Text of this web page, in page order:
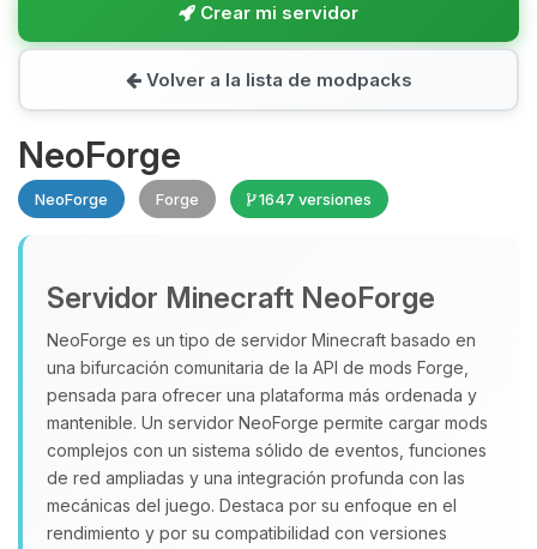
Crear mi servidor
Volver a la lista de modpacks
NeoForge
NeoForge Forge 1647 versiones
Servidor Minecraft NeoForge
NeoForge es un tipo de servidor Minecraft basado en
una bifurcación comunitaria de la API de mods Forge,
pensada para ofrecer una plataforma más ordenada y
mantenible. Un servidor NeoForge permite cargar mods
complejos con un sistema sólido de eventos, funciones
de red ampliadas y una integración profunda con las
mecánicas del juego. Destaca por su enfoque en el
rendimiento y por su compatibilidad con versiones
Yupi, por fin alguien con quien
hablar! Soy Choupy, tu pequeno
asistente de BoxToPlay. Cuentame
que necesitas y moveré mis
pequenos circuitos para ayudarte.
07/08/2026 17:34